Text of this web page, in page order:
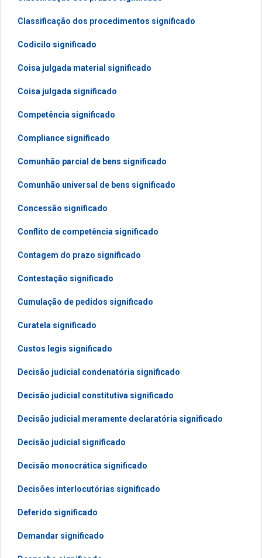
Classificação dos procedimentos significado
Codicilo significado
Coisa julgada material significado
Coisa julgada significado
Competência significado
Compliance significado
Comunhão parcial de bens significado
Comunhão universal de bens significado
Concessão significado
Conflito de competência significado
Contagem do prazo significado
Contestação significado
Cumulação de pedidos significado
Curatela significado
Custos legis significado
Decisão judicial condenatória significado
Decisão judicial constitutiva significado
Decisão judicial meramente declaratória significado
Decisão judicial significado
Decisão monocrática significado
Decisões interlocutórias significado
Deferido significado
Demandar significado